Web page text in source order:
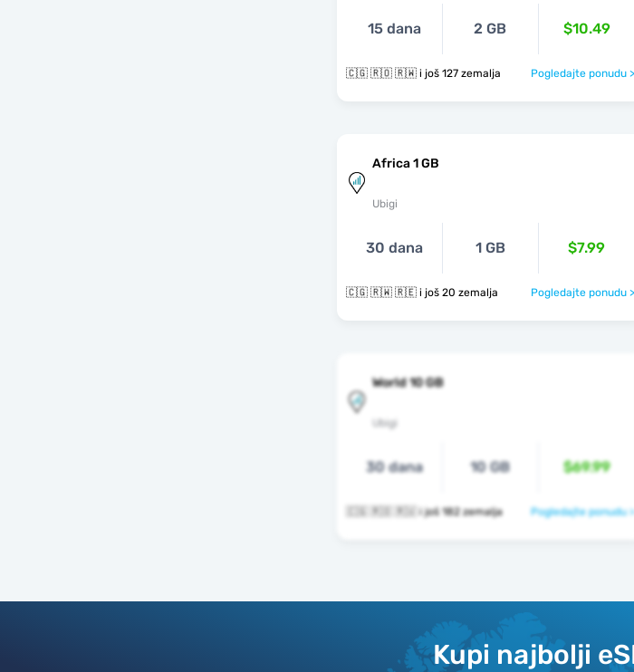
15 dana 2 GB $10.49
🇨🇬 🇷🇴 🇷🇼 i još 127 zemalja Pogledajte ponudu >
Africa 1 GB
Ubigi
30 dana 1 GB $7.99
🇨🇬 🇷🇼 🇷🇪 i još 20 zemalja Pogledajte ponudu >
World 10 GB
Ubigi
30 dana 10 GB $69.99
🇨🇬 🇷🇴 🇷🇺 i još 182 zemalja Pogledajte ponudu >
Kupi najbolji